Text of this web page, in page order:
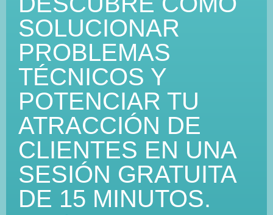
SOLUCIONAR
PROBLEMAS
TÉCNICOS Y
POTENCIAR TU
ATRACCIÓN DE
CLIENTES EN UNA
SESIÓN GRATUITA
DE 15 MINUTOS.